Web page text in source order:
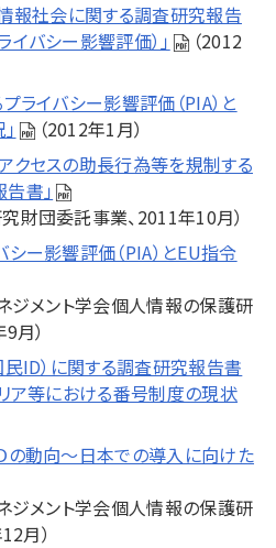
報社会に関する調査研究報告
バシー影響評価）」
（2012
ライバシー影響評価（PIA）と
（2012年1月）
クセスの助長行為等を規制する
書」
財団委託事業、2011年10月）
シー影響評価（PIA）とEU指令
ネジメント学会個人情報の保護研
月）
民ID）に関する調査研究報告書
リア等における番号制度の現状
の動向～日本での導入に向けた
ネジメント学会個人情報の保護研
月）